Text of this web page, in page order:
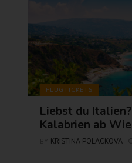
FLUGTICKETS
Liebst du
Kalabrien ab
KRISTINA POLACKOVA